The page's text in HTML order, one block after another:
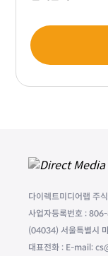
다이렉트미디어랩 주
사업자등록번호 :
(04034) 서울특별시
대표전화 : E-mail: